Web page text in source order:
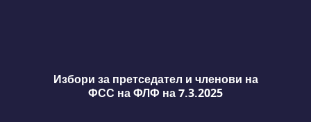
Избори за претседател и членови на
ФСС на ФЛФ на 7.3.2025